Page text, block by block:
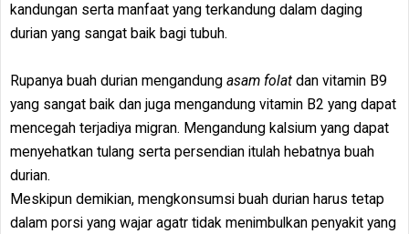
kandungan serta manfaat yang terkandung dalam daging
durian yang sangat baik bagi tubuh.
Rupanya buah durian mengandung asam folat dan vitamin B9
yang sangat baik dan juga mengandung vitamin B2 yang dapat
mencegah terjadiya migran. Mengandung kalsium yang dapat
menyehatkan tulang serta persendian itulah hebatnya buah
durian.
Meskipun demikian, mengkonsumsi buah durian harus tetap
dalam porsi yang wajar agatr tidak menimbulkan penyakit yang